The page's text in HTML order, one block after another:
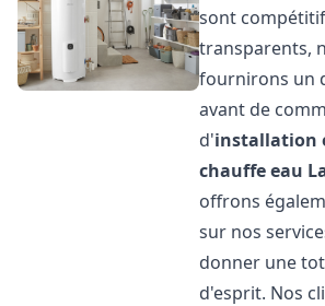
sont
transparents,
fournirons un
avant de
d'installation
chauffe eau
offrons
sur nos
donner une
d'esprit. Nos